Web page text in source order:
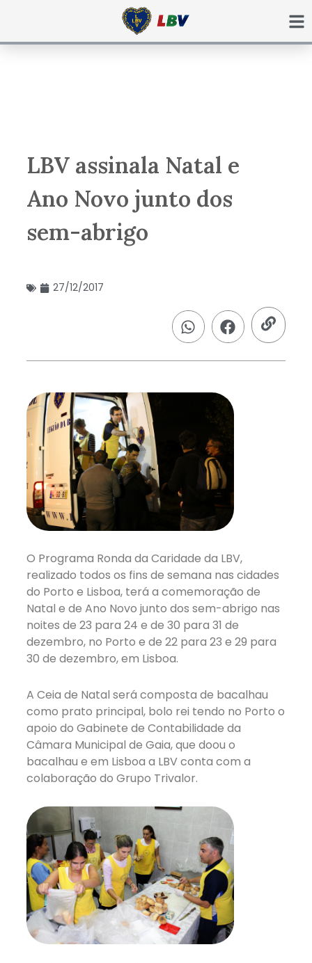
LBV assinala Natal e
Ano Novo junto dos
sem-abrigo
27/12/2017
O Programa Ronda da Caridade da LBV,
realizado todos os fins de semana nas cidades
do Porto e Lisboa, terá a comemoração de
Natal e de Ano Novo junto dos sem-abrigo nas
noites de 23 para 24 e de 30 para 31 de
dezembro, no Porto e de 22 para 23 e 29 para
30 de dezembro, em Lisboa.
A Ceia de Natal será composta de bacalhau
como prato principal, bolo rei tendo no Porto o
apoio do Gabinete de Contabilidade da
Câmara Municipal de Gaia, que doou o
bacalhau e em Lisboa a LBV conta com a
colaboração do Grupo Trivalor.